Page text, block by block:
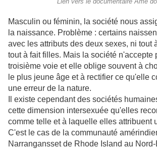
Lien vers le documentaire Âme
Masculin ou féminin, la société nous
la naissance. Problème : certains
avec les attributs des deux sexes, ni tout
tout à fait filles. Mais la société n'accepte
troisième voie et elle oblige souvent à
le plus jeune âge et à rectifier ce qu'elle
une erreur de la nature.
Il existe cependant des sociétés
cette dimension intersexuée qu'elles
comme telle et à laquelle elles attribuent
C'est le cas de la communauté
Narrangansset de Rhode Island au